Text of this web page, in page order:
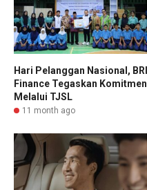
Hari Pelanggan Nasional, BRI
Finance Tegaskan Komitmen
Melalui TJSL
11 month ago